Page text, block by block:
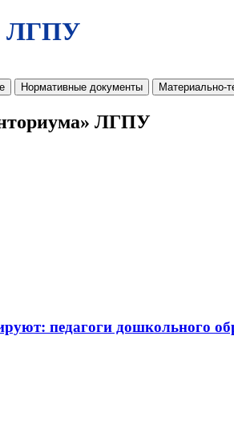
Нормативные документы Материально-
ЛГПУ
педагоги дошкольного